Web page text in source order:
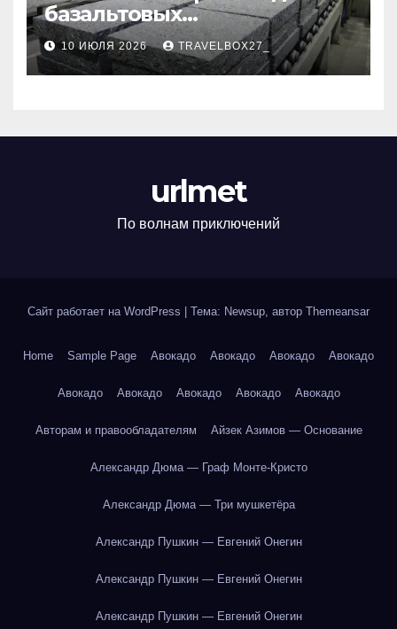
базальтовых
теплоизоляционных плит
по ГОСТ
10 ИЮЛЯ 2026 TRAVELBOX27_
urlmet
По волнам приключений
Сайт работает на WordPress Тема: Newsup, автор Themeansar
Home Sample Page Авокадо Авокадо Авокадо Авокадо
Авокадо Авокадо Авокадо Авокадо Авокадо
Авторам и правообладателям Айзек Азимов — Основание
Александр Дюма — Граф Монте-Кристо
Александр Дюма — Три мушкетёра
Александр Пушкин — Евгений Онегин
Александр Пушкин — Евгений Онегин
Александр Пушкин — Евгений Онегин